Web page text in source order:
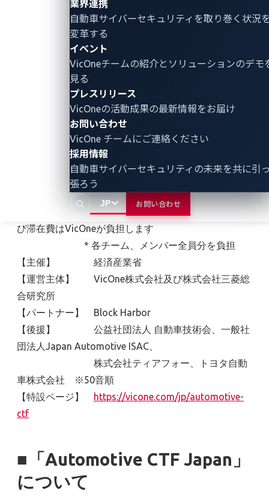
業界連携
自動車サイバーセキュリティ を取り巻く状況
変革する
イベント
VicOneチームの紹介とソリューションのデモ
見る
プレスリリース
VicOneの活動成果の最新情報をお届け
お問い合わせ
VicOne チームにご連絡ください
採用情報
自動車サイバーセキュリティの未来を共に引
張ろう
JP お問い合わせ
出場権が与えられました。
【開催日時】 2024年9月13日（金） 9時00分～18時
【会場】 ベルサール六本木 / 東京都港区六本木
7-18-18住友不動産六本木通ビル1F
【参加者】 「Automotive CTF Japan予選」での獲
得ポイント上位5位までのチーム招待制
【特典】 上位3位までに賞金を進呈します（１
位：10万円、2位：8万円、3位：6万円）
また、上位2チームは10月に米国にて
開催される「Automotive CTF 2024 決勝」への
出場権が与えられ、参加費用、旅費及
び滞在費はVicOneが負担します
* 各チーム、メンバー全員分を負担
【主催】 経済産業省
【運営主体】 VicOne株式会社及び株式会社三菱総
合研究所
【パートナー】 Block Harbor
【後援】 公益社団法人 自動車技術会、一般社
団法人Japan Automotive ISAC、
株式会社ティアフォー、トヨタ自動
車株式会社 ※50音順
【特設ページ】
https://vicone.com/jp/automotive-
ctf
■「Automotive CTF Japan」
について